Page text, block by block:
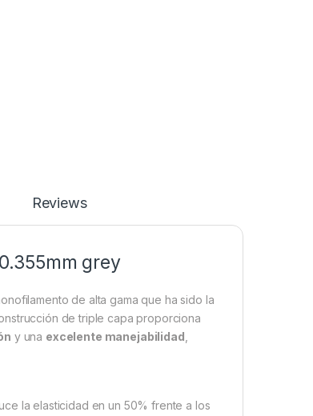
Reviews
grey
de alta gama que ha sido la
de triple capa proporciona
y una excelente manejabilidad
la elasticidad en un 50% frente a los